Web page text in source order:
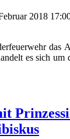
2018
das
es sich um